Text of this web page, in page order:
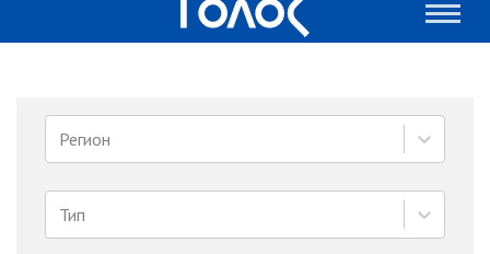
Регион
Тип